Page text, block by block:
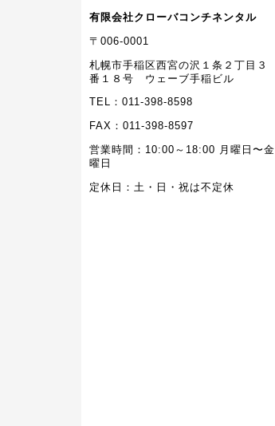
有限会社クローバコンチネンタル
〒006-0001
札幌市手稲区西宮の沢１条２丁目３
番１８号 ウェーブ手稲ビル
TEL：011-398-8598
FAX：011-398-8597
営業時間：10:00～18:00 月曜日〜金
曜日
定休日：土・日・祝は不定休